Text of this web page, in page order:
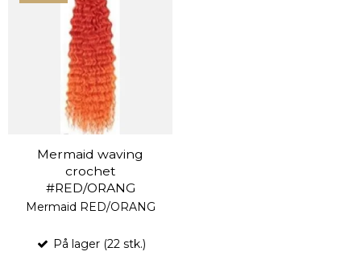
Mermaid waving
crochet
#RED/ORANG
Mermaid RED/ORANG
På lager (22 stk.)